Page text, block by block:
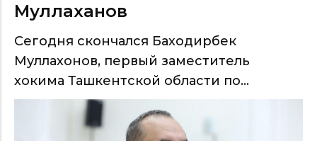
Муллаханов
Сегодня скончался Баходирбек
Муллахонов, первый заместитель
хокима Ташкентской области по...